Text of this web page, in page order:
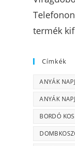
termék
Címkék
ANYÁK
ANYÁK
BORDÓ